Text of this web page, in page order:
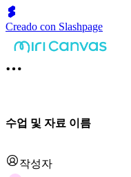
Creado con Slashpage
수업 및 자료 이름
작성자